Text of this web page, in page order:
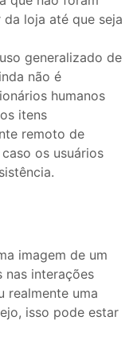
loja até que seja
generalizado de
não é
humanos
itens
remoto de
os usuários
imagem de um
nas interações
realmente uma
isso pode estar